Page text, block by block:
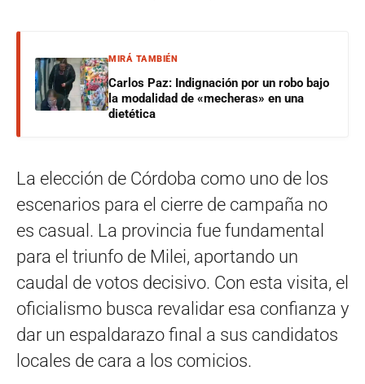
MIRÁ TAMBIÉN
Carlos Paz: Indignación por un robo bajo
la modalidad de «mecheras» en una
dietética
La elección de Córdoba como uno de los
escenarios para el cierre de campaña no
es casual. La provincia fue fundamental
para el triunfo de Milei, aportando un
caudal de votos decisivo. Con esta visita, el
oficialismo busca revalidar esa confianza y
dar un espaldarazo final a sus candidatos
locales de cara a los comicios.